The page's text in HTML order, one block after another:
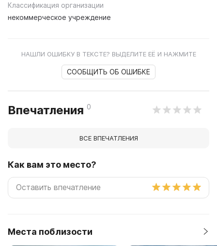
Классификация организации
некоммерческое учреждение
НАШЛИ ОШИБКУ В ТЕКСТЕ? ВЫДЕЛИТЕ ЕЁ И НАЖМИТЕ
СООБЩИТЬ ОБ ОШИБКЕ
Впечатления 0
ВСЕ ВПЕЧАТЛЕНИЯ
Как вам это место?
Места поблизости